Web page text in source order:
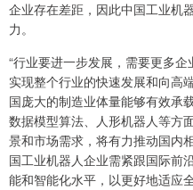
企业存在差距，因此中国工业机
力。
“行业要进一步发展，需要更多
实现整个行业的快速发展和向高
国庞大的制造业体量能够有效承
数据模型算法、人形机器人等方
景和市场需求，将有力推动国内
国工业机器人企业需紧跟国际前
能和智能化水平，以更好地适应